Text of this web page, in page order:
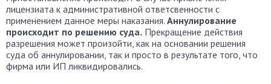
лицензиата к административной ответсвенности с
применением данное меры наказания. Аннулирование
происходит по решению суда. Прекращение действия
разрешения может произойти, как на основании решения
суда об аннулировании, так и просто в результате того, что
фирма или ИП ликвидировались.